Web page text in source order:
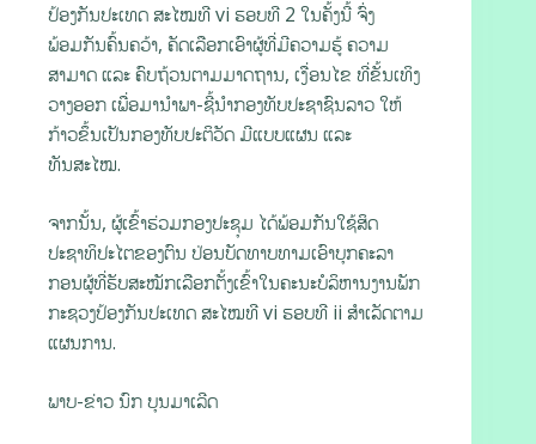
ປ້ອງກັນປະເທດ ສະໄໝທີ vi ຮອບທີ 2 ໃນຄັ້ງນີ້ ຈົ່ງ
ພ້ອມກັນຄົ້ນຄວ້າ, ຄັດເລືອກເອົາຜູ້ທີ່ມີຄວາມຮູ້ ຄວາມ
ສາມາດ ແລະ ຄົບຖ້ວນຕາມມາດຖານ, ເງື່ອນໄຂ ທີ່ຂັ້ນເທິງ
ວາງອອກ ເພື່ອມານຳພາ-ຊີ້ນໍາກອງທັບປະຊາຊົນລາວ ໃຫ້
ກ້າວຂຶ້ນເປັນກອງທັບປະຕິວັດ ມີແບບແຜນ ແລະ
ທັນສະໄໝ.
ຈາກນັ້ນ, ຜູ້ເຂົ້າຮ່ວມກອງປະຊຸມ ໄດ້ພ້ອມກັນໃຊ້ສິດ
ປະຊາທິປະໄຕຂອງຕົນ ປ່ອນບັດທາບທາມເອົາບຸກຄະລາ
ກອນຜູ້ທີ່ຮັບສະໝັກເລືອກຕັ້ງເຂົ້າໃນຄະນະບໍລິຫານງານພັກ
ກະຊວງປ້ອງກັນປະເທດ ສະໄໝທີ vi ຮອບທີ ii ສໍາເລັດຕາມ
ແຜນການ.
ພາບ-ຂ່າວ ນົກ ບຸນມາເລີດ